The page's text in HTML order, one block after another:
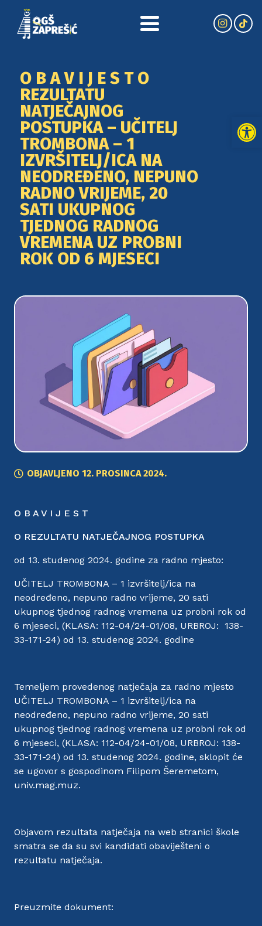
O B A V I J E S T O
REZULTATU
NATJEČAJNOG
POSTUPKA – UČITELJ
TROMBONA – 1
IZVRŠITELJ/ICA NA
NEODREĐENO, NEPUNO
RADNO VRIJEME, 20
SATI UKUPNOG
TJEDNOG RADNOG
VREMENA UZ PROBNI
ROK OD 6 MJESECI
OBJAVLJENO12. PROSINCA 2024.
O B A V I J E S T
O REZULTATU NATJEČAJNOG POSTUPKA
od 13. studenog 2024. godine za radno mjesto:
UČITELJ TROMBONA – 1 izvršitelj/ica na
neodređeno, nepuno radno vrijeme, 20 sati
ukupnog tjednog radnog vremena uz probni rok od
6 mjeseci, (KLASA: 112-04/24-01/08, URBROJ: 138-
33-171-24) od 13. studenog 2024. godine
Temeljem provedenog natječaja za radno mjesto
UČITELJ TROMBONA – 1 izvršitelj/ica na
neodređeno, nepuno radno vrijeme, 20 sati
ukupnog tjednog radnog vremena uz probni rok od
6 mjeseci, (KLASA: 112-04/24-01/08, URBROJ: 138-
33-171-24) od 13. studenog 2024. godine, sklopit će
se ugovor s gospodinom Filipom Šeremetom,
univ.mag.muz.
Objavom rezultata natječaja na web stranici škole
smatra se da su svi kandidati obaviješteni o
rezultatu natječaja.
Preuzmite dokument: